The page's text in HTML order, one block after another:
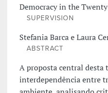
Democracy in the
SUPERVISION
Stefania Barca e Laura
ABSTRACT
A proposta central desta
interdependência entre